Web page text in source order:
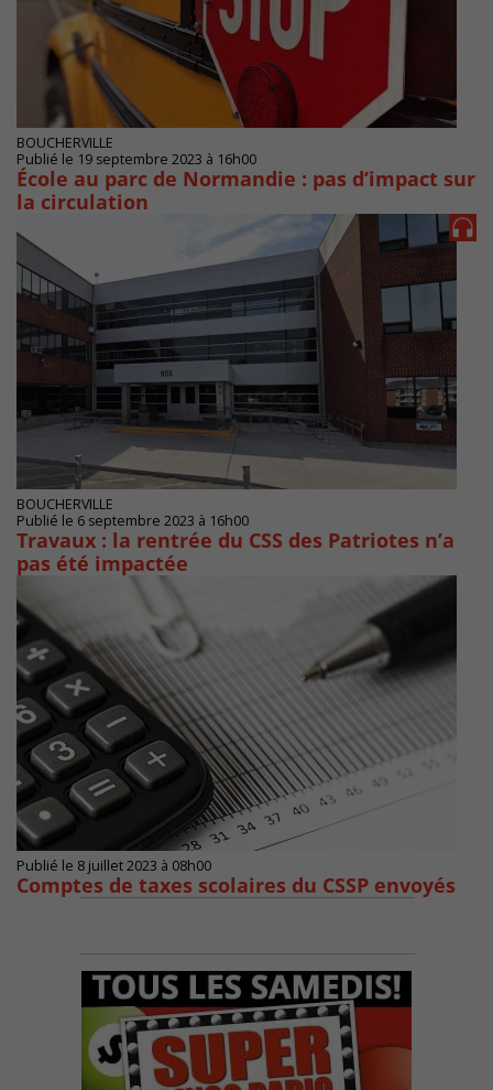
BOUCHERVILLE
Publié le 19 septembre 2023 à 16h00
École au parc de Normandie : pas d’impact sur
la circulation
BOUCHERVILLE
Publié le 6 septembre 2023 à 16h00
Travaux : la rentrée du CSS des Patriotes n’a
pas été impactée
Publié le 8 juillet 2023 à 08h00
Comptes de taxes scolaires du CSSP envoyés